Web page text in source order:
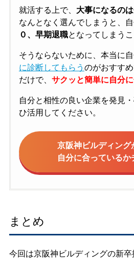
就活する上で、 大事になるの
なんとなく選んでしまうと、
０、早期退職となってしまうこ
そうならないために、本当に
に診断してもらう のがおすす
だけで、 サクッと簡単に自分
自分と相性の良い企業を発見
ひ活用してください。
京阪神ビルディング
自分に合っているか
まとめ
今回は京阪神ビルディングの新